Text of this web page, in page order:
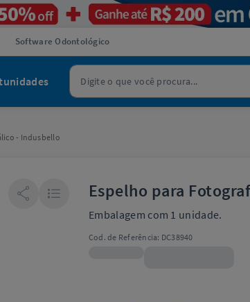
Software Odontológico
- Indusbello
Espelho para
Embalagem com 1 unidade.
Cod. de Referência: DC38940